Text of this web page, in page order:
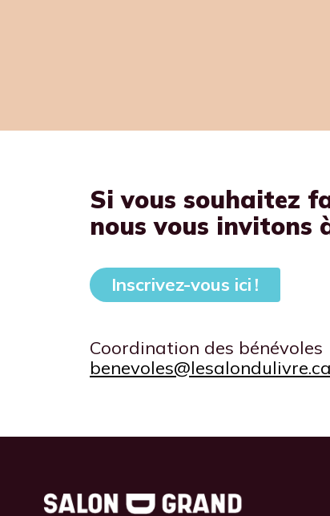
Si vous souhaitez
nous vous invitons
Inscrivez-vous ici !
Coordination des bénévoles
benevoles@lesalondulivre.ca